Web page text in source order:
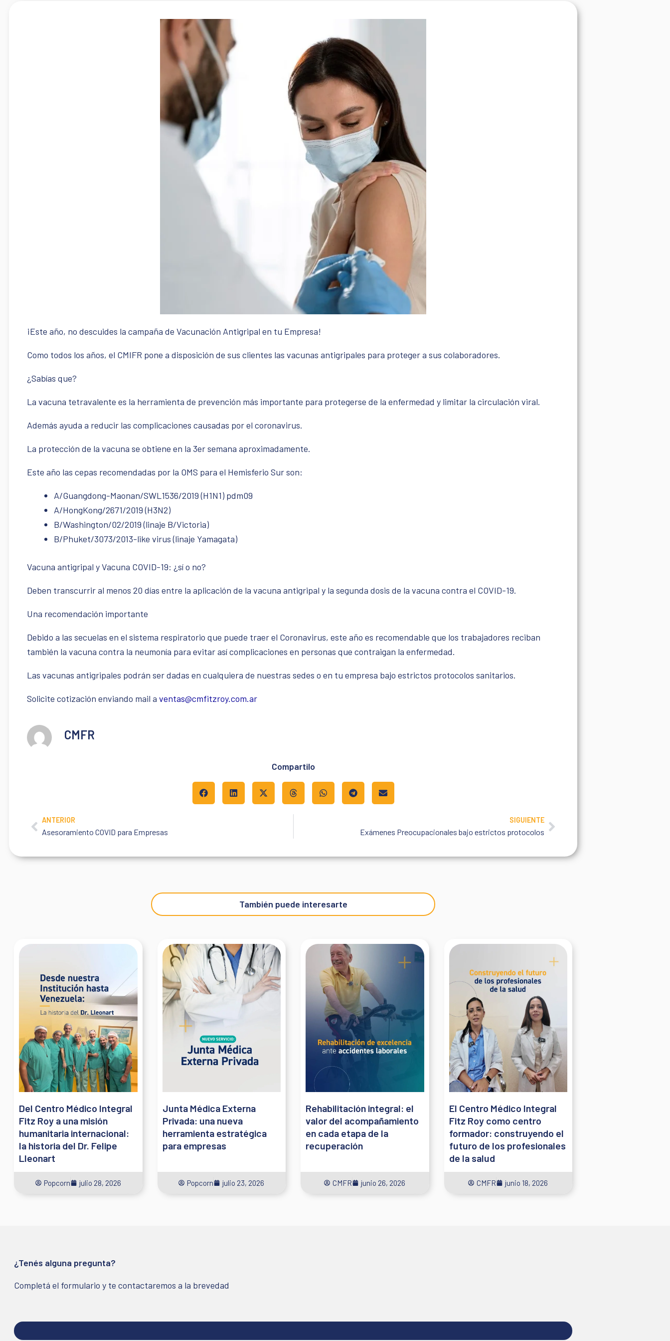
¡Este año, no descuides la campaña de Vacunación Antigripal en tu Empresa!
Como todos los años, el CMIFR pone a disposición de sus clientes las vacunas antigripales para proteger a sus colaboradores.
¿Sabías que?
La vacuna tetravalente es la herramienta de prevención más importante para protegerse de la enfermedad y limitar la circulación viral.
Además ayuda a reducir las complicaciones causadas por el coronavirus.
La protección de la vacuna se obtiene en la 3er semana aproximadamente.
Este año las cepas recomendadas por la OMS para el Hemisferio Sur son:
A/Guangdong-Maonan/SWL1536/2019 (H1N1) pdm09
A/HongKong/2671/2019 (H3N2)
B/Washington/02/2019 (linaje B/Victoria)
B/Phuket/3073/2013-like virus (linaje Yamagata)
Vacuna antigripal y Vacuna COVID-19: ¿sí o no?
Deben transcurrir al menos 20 días entre la aplicación de la vacuna antigripal y la segunda dosis de la vacuna contra el COVID-19.
Una recomendación importante
Debido a las secuelas en el sistema respiratorio que puede traer el Coronavirus, este año es recomendable que los trabajadores reciban
también la vacuna contra la neumonía para evitar así complicaciones en personas que contraigan la enfermedad.
Las vacunas antigripales podrán ser dadas en cualquiera de nuestras sedes o en tu empresa bajo estrictos protocolos sanitarios.
Solicite cotización enviando mail a ventas@cmfitzroy.com.ar
CMFR
Compartilo
Prev
ANTERIOR
Asesoramiento COVID para Empresas
SIGUIENTE
Exámenes Preocupacionales bajo estrictos protocolosNext
También puede interesarte
Del Centro Médico Integral
Fitz Roy a una misión
humanitaria internacional:
la historia del Dr. Felipe
Lleonart
Popcorn julio 28, 2026
Junta Médica Externa
Privada: una nueva
herramienta estratégica
para empresas
Popcorn julio 23, 2026
Rehabilitación integral: el
valor del acompañamiento
en cada etapa de la
recuperación
CMFR junio 26, 2026
El Centro Médico Integral
Fitz Roy como centro
formador: construyendo el
futuro de los profesionales
de la salud
CMFR junio 18, 2026
¿Tenés alguna pregunta?
Completá el formulario y te contactaremos a la brevedad